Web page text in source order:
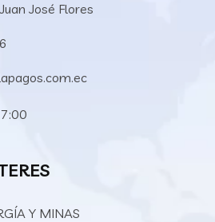
José Flores
Y MINAS